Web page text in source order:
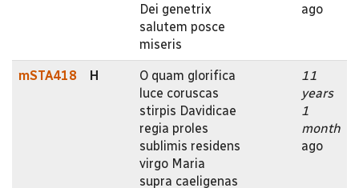
Dei genetrix
salutem posce
miseris
ago
mSTA418 H
O quam glorifica
luce coruscas
stirpis Davidicae
regia proles
sublimis residens
virgo Maria
supra caeligenas
11
years
1
month
ago